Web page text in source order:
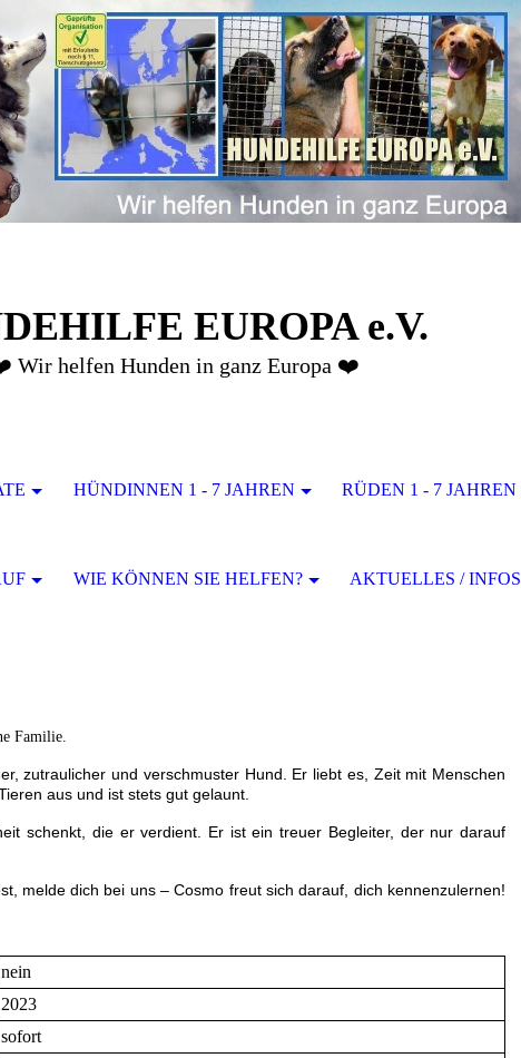
EUROPA e.V.
Wir helfen Hunden in ganz Europa ❤️
HÜNDINNEN 1 - 7 JAHREN RÜDEN 1 - 7 JAHREN
WIE KÖNNEN SIE HELFEN? AKTUELLES / INFOS
Familie.
zutraulicher und verschmuster Hund. Er liebt es, Zeit mit Menschen
aus und ist stets gut gelaunt.
schenkt, die er verdient. Er ist ein treuer Begleiter, der nur darauf
melde dich bei uns – Cosmo freut sich darauf, dich kennenzulernen!
nein
2023
sofort